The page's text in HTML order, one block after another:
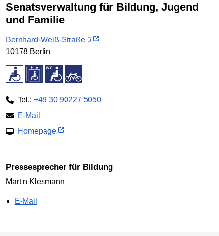
Senatsverwaltung für Bildung, Jugend
und Familie
Bernhard-Weiß-Straße 6
10178 Berlin
Tel.: +49 30 90227 5050
E-Mail
Homepage
Pressesprecher für Bildung
Martin Klesmann
E-Mail